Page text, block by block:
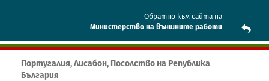
Обратно към сайта на
Mинистерство на външните работи
Португалия, Лисабон, Посолство на Република
България